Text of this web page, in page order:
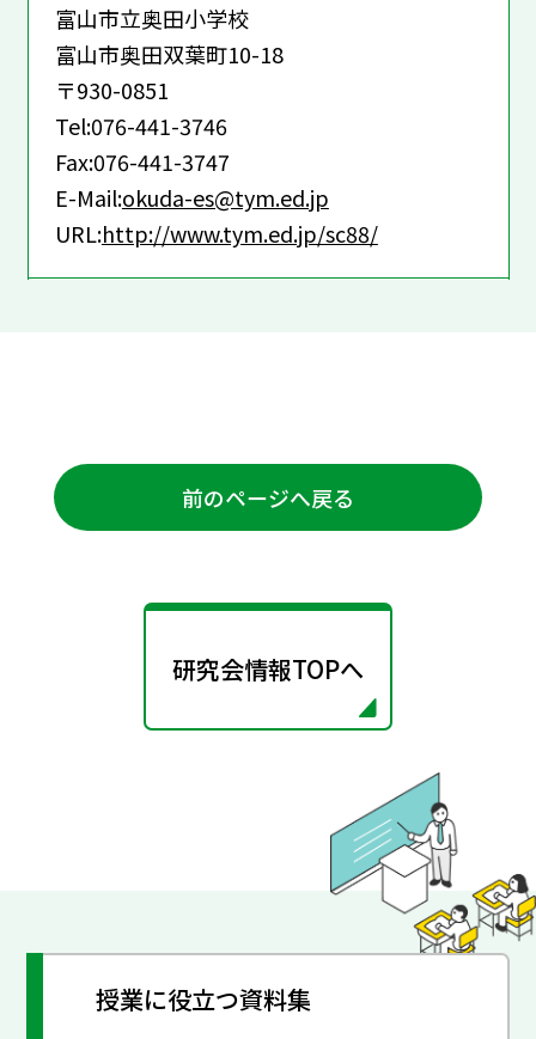
富山市立奥田小学校
富山市奥田双葉町10-18
〒930-0851
Tel:076-441-3746
Fax:076-441-3747
E-Mail:okuda-es@tym.ed.jp
URL:http://www.tym.ed.jp/sc88/
前のページへ戻る
研究会情報TOPへ
授業に役立つ資料集